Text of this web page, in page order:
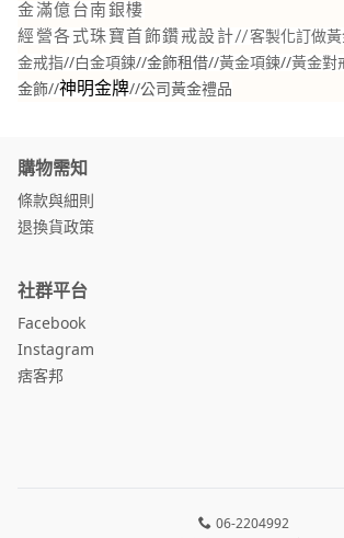
金滿億台南銀樓
經營各式珠寶首飾鑽戒設計//客製化訂做
金戒指//白金項鍊//金飾租借//黃金項鍊//黃金對
金飾//神明金牌//公司黃金禮品
購物需知
條款與細則
退換貨政策
社群平台
Facebook
Instagram
痞客邦
06-2204992